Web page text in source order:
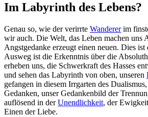
Im Labyrinth des Lebens?
Genau so, wie der verirrte Wandererim
wir auch. Die Welt, das Leben machen uns
Angstgedanke erzeugt einen neuen. Dies
Ausweg ist die Erkenntnis über die
erheben uns, die Schwerkraft des Hasses
und sehen das Labyrinth von oben, unseren
gefangen in diesem Irrgarten des
Gedanken, unser Gedankenbild der
auflösend in derUnendlichkeit, der
Einen der Liebe.